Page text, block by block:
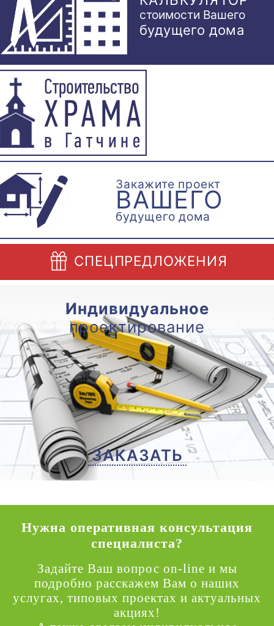
стоимости Вашего
будущего дома
Закажите проект
ВАШЕГО
будущего дома
СПЕЦПРЕДЛОЖЕНИЯ
Индивидуальное
проектирование
ЗАКАЗАТЬ
Нужна оперативная консультация
специалиста?
Задайте Ваш вопрос on-line и мы
подробно расскажем Вам о наших
услугах, типовых проектах и актуальных
акциях!